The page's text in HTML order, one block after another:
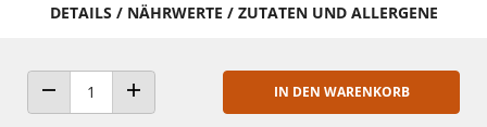
DETAILS / NÄHRWERTE / ZUTATEN UND ALLERGENE
ANZAHL VERRINGERNANZAHL ERHÖHEN
IN DEN WARENKORB